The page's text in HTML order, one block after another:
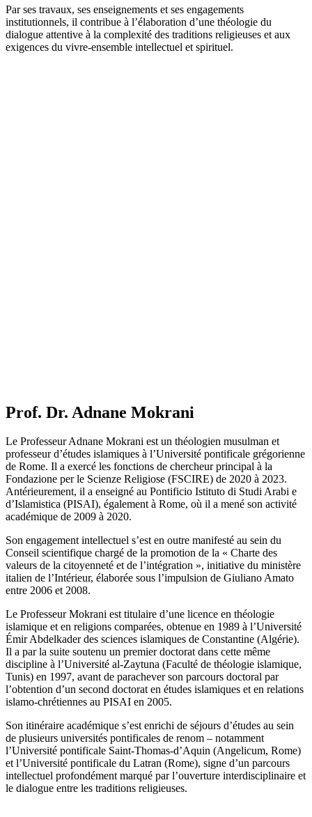
Par ses travaux, ses enseignements et ses engagements
institutionnels, il contribue à l’élaboration d’une théologie du
dialogue attentive à la complexité des traditions religieuses et aux
exigences du vivre-ensemble intellectuel et spirituel.
Prof. Dr. Adnane Mokrani
Le Professeur Adnane Mokrani est un théologien musulman et
professeur d’études islamiques à l’Université pontificale grégorienne
de Rome. Il a exercé les fonctions de chercheur principal à la
Fondazione per le Scienze Religiose (FSCIRE) de 2020 à 2023.
Antérieurement, il a enseigné au Pontificio Istituto di Studi Arabi e
d’Islamistica (PISAI), également à Rome, où il a mené son activité
académique de 2009 à 2020.
Son engagement intellectuel s’est en outre manifesté au sein du
Conseil scientifique chargé de la promotion de la « Charte des
valeurs de la citoyenneté et de l’intégration », initiative du ministère
italien de l’Intérieur, élaborée sous l’impulsion de Giuliano Amato
entre 2006 et 2008.
Le Professeur Mokrani est titulaire d’une licence en théologie
islamique et en religions comparées, obtenue en 1989 à l’Université
Émir Abdelkader des sciences islamiques de Constantine (Algérie).
Il a par la suite soutenu un premier doctorat dans cette même
discipline à l’Université al-Zaytuna (Faculté de théologie islamique,
Tunis) en 1997, avant de parachever son parcours doctoral par
l’obtention d’un second doctorat en études islamiques et en relations
islamo-chrétiennes au PISAI en 2005.
Son itinéraire académique s’est enrichi de séjours d’études au sein
de plusieurs universités pontificales de renom – notamment
l’Université pontificale Saint-Thomas-d’Aquin (Angelicum, Rome)
et l’Université pontificale du Latran (Rome), signe d’un parcours
intellectuel profondément marqué par l’ouverture interdisciplinaire et
le dialogue entre les traditions religieuses.